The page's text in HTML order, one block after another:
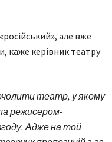
але вже
каже керівник театру
театр, у якому
режисером-
Адже на той